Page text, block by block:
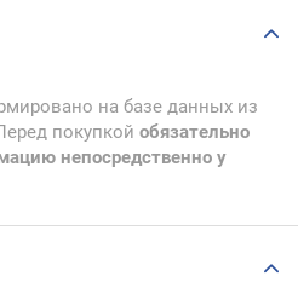
на базе данных из
покупкой обязательно
непосредственно у